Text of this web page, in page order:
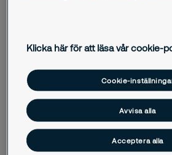
Hojab Parkeringsservice sköter
kontrollavgifter Securitas utfärdar. Om
mot en utfärdad kontrollavgift eller
parkeringsärenden kan du ringa eller
se kontaktuppgifter nedan.
Kontaktuppgifter
Adress
Klicka här för att läsa vår cookie-
Cookie-
Avvisa alla
Acceptera alla